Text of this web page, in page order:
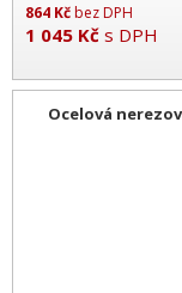
864 Kčbez DPH
1 045 Kč s DPH
Ocelová